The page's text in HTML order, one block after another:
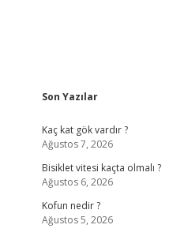
Sidebar
Son Yazılar
Kaç kat gök vardır ?
Ağustos 7, 2026
Bisiklet vitesi kaçta olmalı ?
Ağustos 6, 2026
Kofun nedir ?
Ağustos 5, 2026